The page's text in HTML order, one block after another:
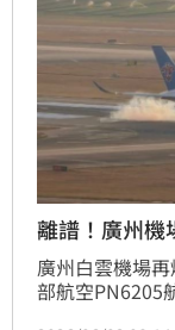
離譜！廣州機
廣州白雲機場
部航空PN6205